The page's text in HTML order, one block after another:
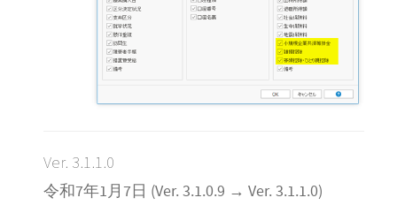
Ver. 3.1.1.0
令和7年1月7日 (Ver. 3.1.0.9 → Ver. 3.1.1.0)